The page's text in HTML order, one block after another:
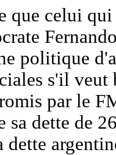
que celui
politique
s'il
par le
sa dette de
dette